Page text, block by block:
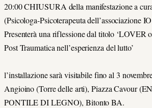
20:00 CHIUSURA della manifestazione a
(Psicologa-Psicoterapeuta dell’associazione
Presenterà una riflessione dal titolo ‘LOVER
Post Traumatica nell’esperienza del lutto’
l’installazione sarà visitabile fino al 3
Angioino (Torre delle arti), Piazza Cavour
PONTILE DI LEGNO), Bitonto BA.